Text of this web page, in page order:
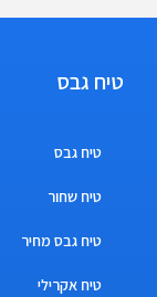
טיח גבס
טיח גבס
טיח שחור
טיח גבס מחיר
טיח אקרילי